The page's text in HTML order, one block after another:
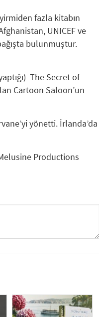
fazla kitabın
UNICEF ve
bulunmuştur.
The Secret of
Cartoon Saloon’un
yönetti. İrlanda’da
Productions
GÖNDER